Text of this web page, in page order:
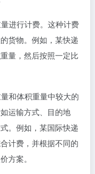
进行计费。这种计费
货物。例如，某快递
量，然后按照一定比
和体积重量中较大的
运输方式、目的地
。例如，某国际快递
计费，并根据不同的
方案。